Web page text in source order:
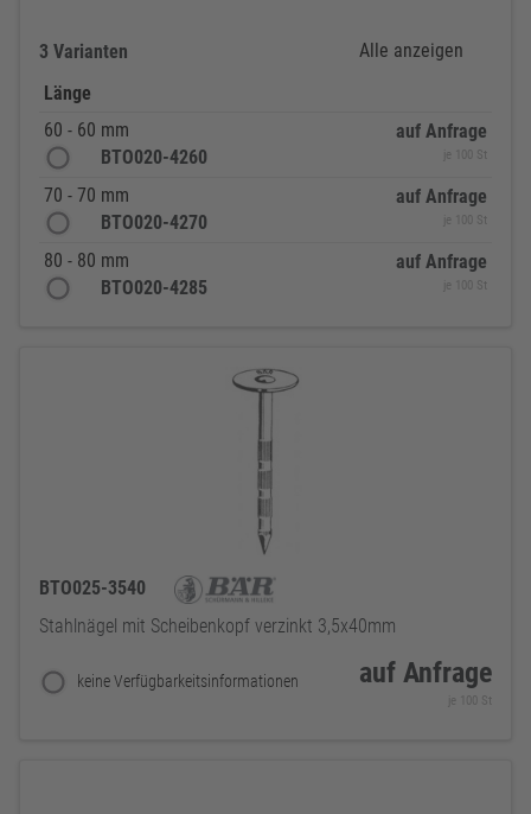
3 Varianten
Alle anzeigen
Länge
60 - 60 mm
BTO020-4260
auf Anfrage
je 100 St
70 - 70 mm
BTO020-4270
auf Anfrage
je 100 St
80 - 80 mm
BTO020-4285
auf Anfrage
je 100 St
BTO025-3540
Stahlnägel mit Scheibenkopf verzinkt 3,5x40mm
keine Verfügbarkeitsinformationen auf Anfrage
je 100 St